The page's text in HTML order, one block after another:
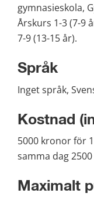
gymnasieskola,
Årskurs 1-3 (7-9
7-9 (13-15 år).
Språk
Inget språk,
Kostnad
5000 kronor för
samma dag
Maximalt